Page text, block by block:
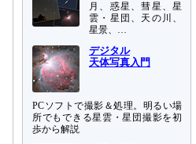
月、惑星、彗星、星
雲・星団、天の川、
星景、…
デジタル
天体写真入門
PCソフトで撮影＆処理。明るい場
所でもできる星雲・星団撮影を初
歩から解説